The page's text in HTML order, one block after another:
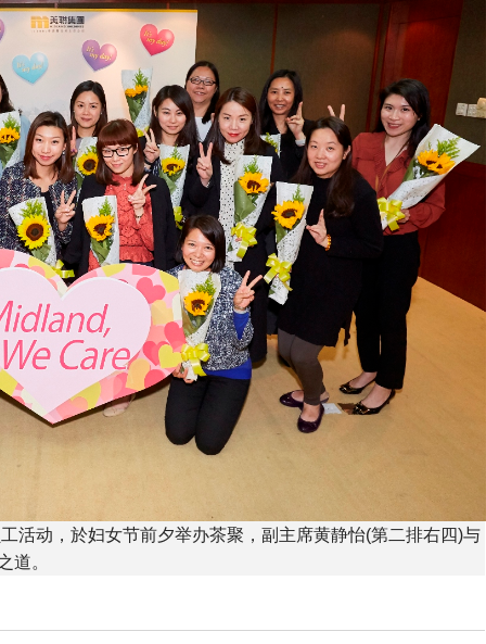
活动，於妇女节前夕举办茶聚，副主席黄静怡(第二排右四)与
道。